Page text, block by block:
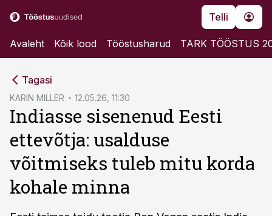
Telli
Avaleht Kõik lood Tööstusharud TARK TÖÖSTUS
Tagasi
KARIN MILLER 12.05.26, 11:30
Indiasse sisenenud Eesti
ettevõtja: usalduse
võitmiseks tuleb mitu korda
kohale minna